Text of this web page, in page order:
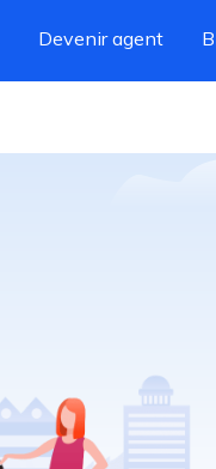
Devenir agent